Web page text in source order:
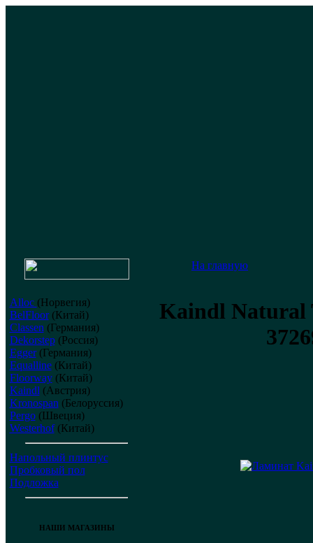
Alloc (Норвегия)
BelFloor(Китай)
Classen(Германия)
Dekorstep(Россия)
Egger(Германия)
Equalline(Китай)
Floorway(Китай)
Kaindl(Австрия)
Kronospan(Белоруссия)
Pergo(Швеция)
Westerhof(Китай)
Напольный плинтус
Пробковый пол
Подложка
НАШИ МАГАЗИНЫ
На главную
Kaindl Natural